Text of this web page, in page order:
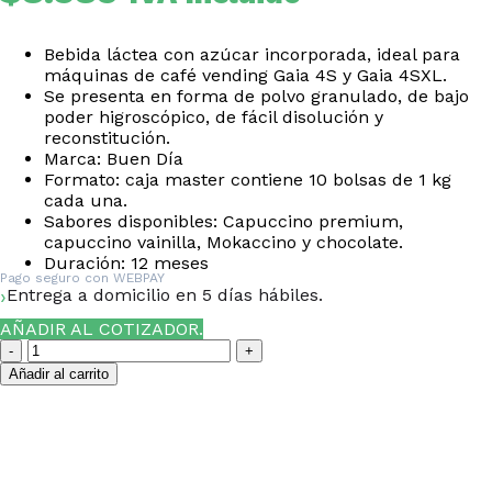
Bebida láctea con azúcar incorporada, ideal para
máquinas de café vending Gaia 4S y Gaia 4SXL.
Se presenta en forma de polvo granulado, de bajo
poder higroscópico, de fácil disolución y
reconstitución.
Marca: Buen Día
Formato: caja master contiene 10 bolsas de 1 kg
cada una.
Sabores disponibles: Capuccino premium,
capuccino vainilla, Mokaccino y chocolate.
Duración: 12 meses
Pago seguro con WEBPAY
Entrega a domicilio en 5 días hábiles.
AÑADIR AL COTIZADOR.
Añadir al carrito